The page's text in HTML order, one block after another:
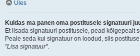
Üles
Kuidas ma panen oma postitusele signatuuri
Et lisada signatuuri postitusele, pead kõigepealt
Peale seda kui signatuur on loodud, siis
"Lisa signatuur".